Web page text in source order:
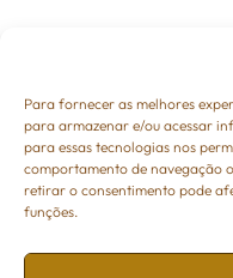
Para fornecer as melhores
para armazenar e/ou acessar
para essas tecnologias nos
comportamento de navegação
retirar o consentimento pode
funções.